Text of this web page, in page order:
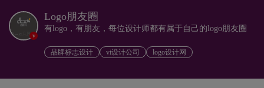
v
Logo朋友圈
有logo，有朋友，每位设计师都有属于自己的logo朋友圈
品牌标志设计 vi设计公司 logo设计网